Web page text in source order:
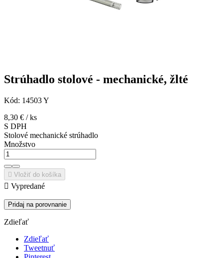
Strúhadlo stolové - mechanické, žlté
Kód: 14503 Y
8,30 € / ks
S DPH
Stolové mechanické strúhadlo
Množstvo
 Vložiť do košíka
 Vypredané
Pridaj na porovnanie
Zdieľať
Zdieľať
Tweetnuť